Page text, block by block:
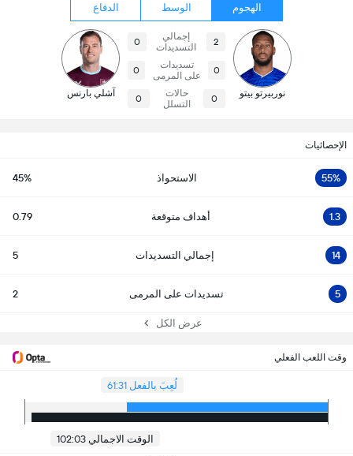
الهجوم الوسط الدفاع
نوربيرتو بيتو
2
إجمالي
التسديدات
0
0
تسديدات
على المرمى
0
0
حالات
التسلل
0 آشلي بارنس
الإحصائيات
55% الاستحواذ 45%
1.3 أهداف متوقعة 0.79
14 إجمالي التسديدات 5
5 تسديدات على المرمى 2
عرض الكل
وقت اللعب الفعلي
لُعِبَ بالفعل 61:31
الوقت الاجمالي 102:03